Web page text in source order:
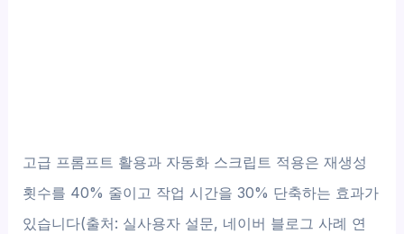
고급 프롬프트 활용과 자동화 스크립트 적용은 재생성
횟수를 40% 줄이고 작업 시간을 30% 단축하는 효과가
있습니다(출처: 실사용자 설문, 네이버 블로그 사례 연